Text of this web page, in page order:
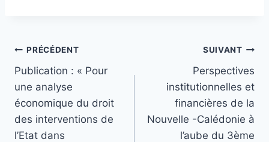
Navigation
de
l’article
PRÉCÉDENT
Publication : « Pour
une analyse
économique du droit
des interventions de
l’Etat dans
SUIVANT
Perspectives
institutionnelles et
financières de la
Nouvelle -Calédonie à
l’aube du 3ème